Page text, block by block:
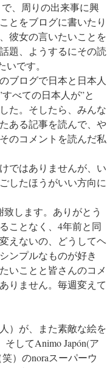
、周りの出来事に興
とをブログに書いたり
彼女の言いたいことを
題、ようするにその読
です。
ブログで日本と日本人
べての日本人が”と
た。そしたら、みんな
ある記事を読んで、や
のコメントを読んだ私
ではありませんが、い
したほうがいい方向に
します。ありがとう
ことなく、4年前と同
えないの、どうしてヘ
ンプルなものが好き
いことと皆さんのコメ
りません。毎週変えて
）が、また素敵な絵を
してAnimo Japón(ア
）のnoraスーパーウ